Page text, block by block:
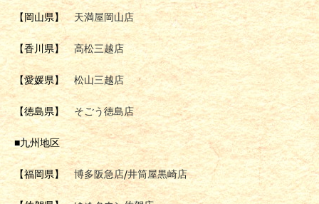
【岡山県】天満屋岡山店
【香川県】 高松三越店
【愛媛県】松山三越店
【徳島県】そごう徳島店
■九州地区
【福岡県】 博多阪急店/井筒屋黒崎店